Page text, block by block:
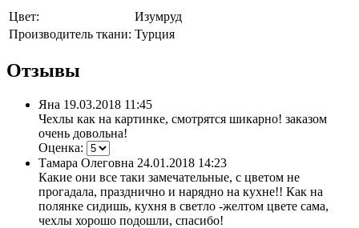
Цвет:
Изумруд
Производитель ткани: Турция
Отзывы
Яна 19.03.2018 11:45
Чехлы как на картинке, смотрятся шикарно! заказом
очень довольна!
Оценка:
Тамара Олеговна 24.01.2018 14:23
Какие они все таки замечательные, с цветом не
прогадала, празднично и нарядно на кухне!! Как на
полянке сидишь, кухня в светло -желтом цвете сама,
чехлы хорошо подошли, спасибо!